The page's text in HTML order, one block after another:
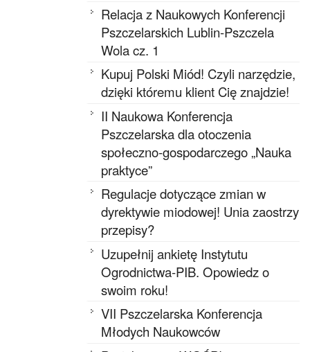
Relacja z Naukowych Konferencji
Pszczelarskich Lublin-Pszczela
Wola cz. 1
Kupuj Polski Miód! Czyli narzędzie,
dzięki któremu klient Cię znajdzie!
II Naukowa Konferencja
Pszczelarska dla otoczenia
społeczno-gospodarczego „Nauka
praktyce”
Regulacje dotyczące zmian w
dyrektywie miodowej! Unia zaostrzy
przepisy?
Uzupełnij ankietę Instytutu
Ogrodnictwa-PIB. Opowiedz o
swoim roku!
VII Pszczelarska Konferencja
Młodych Naukowców